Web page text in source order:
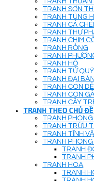
TRANH SƠN
TRANH TÙNG
TRANH CÁ
TRANH THƯ
TRANH CHIM
TRANH RỒNG
TRANH
TRANH HỔ
TRANH TỨ QUÝ
TRANH ĐẠI
TRANH CON DÊ
TRANH CON
TRANH CÂY
TRANH THEO CHỦ ĐỀ
TRANH PHONG
TRANH TRỪU
TRANH TĨNH
TRANH
TRANH
TRANH
TRANH HOA
TRANH